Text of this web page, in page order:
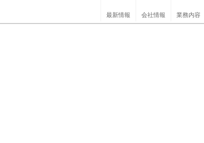
最新情報 会社情報 業務内容